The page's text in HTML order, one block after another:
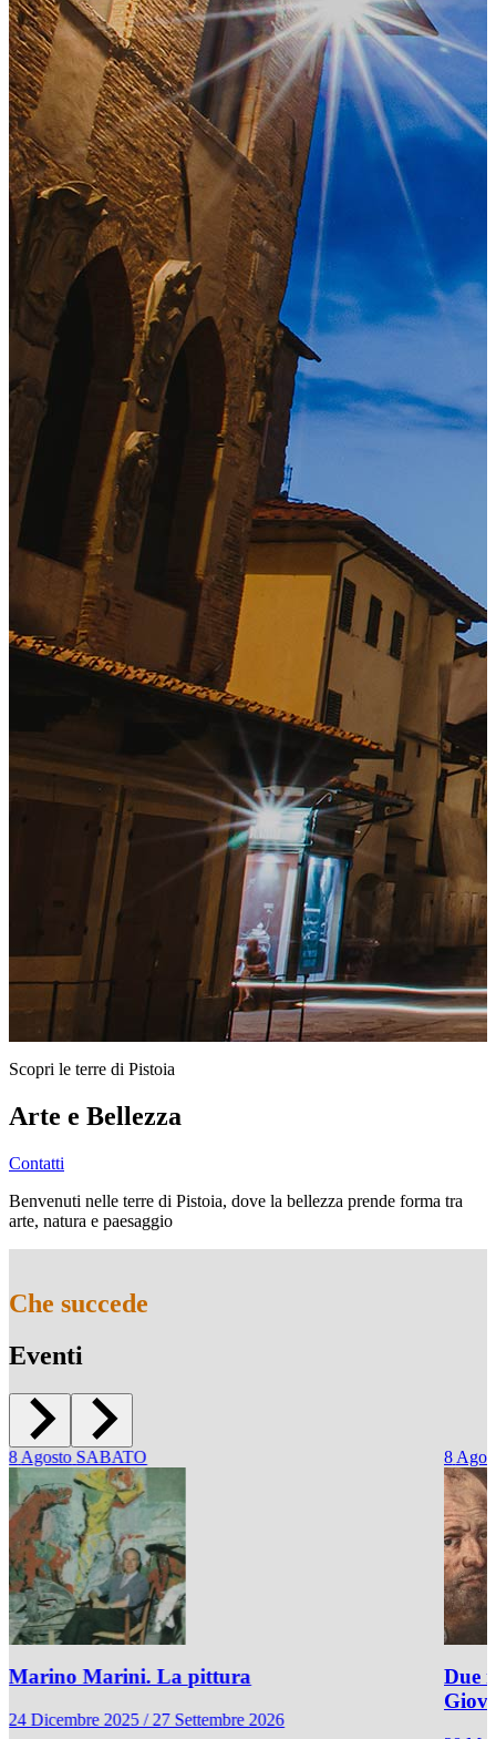
Scopri le terre di Pistoia
Arte e Bellezza
Contatti
Benvenuti nelle terre di Pistoia, dove la bellezza prende forma tra
arte, natura e paesaggio
Che succede
Eventi
8Agosto SABATO
Marino Marini. La pittura
24 Dicembre 2025 / 27 Settembre 2026
8
Due